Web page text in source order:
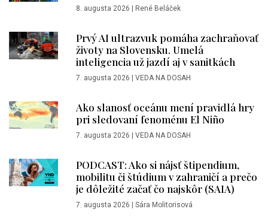
8. augusta 2026 | René Beláček
Prvý AI ultrazvuk pomáha zachraňovať
životy na Slovensku. Umelá
inteligencia už jazdí aj v sanitkách
7. augusta 2026 | VEDA NA DOSAH
Ako slanosť oceánu mení pravidlá hry
pri sledovaní fenoménu El Niño
7. augusta 2026 | VEDA NA DOSAH
PODCAST: Ako si nájsť štipendium,
mobilitu či štúdium v zahraničí a prečo
je dôležité začať čo najskôr (SAIA)
7. augusta 2026 | Sára Molitorisová